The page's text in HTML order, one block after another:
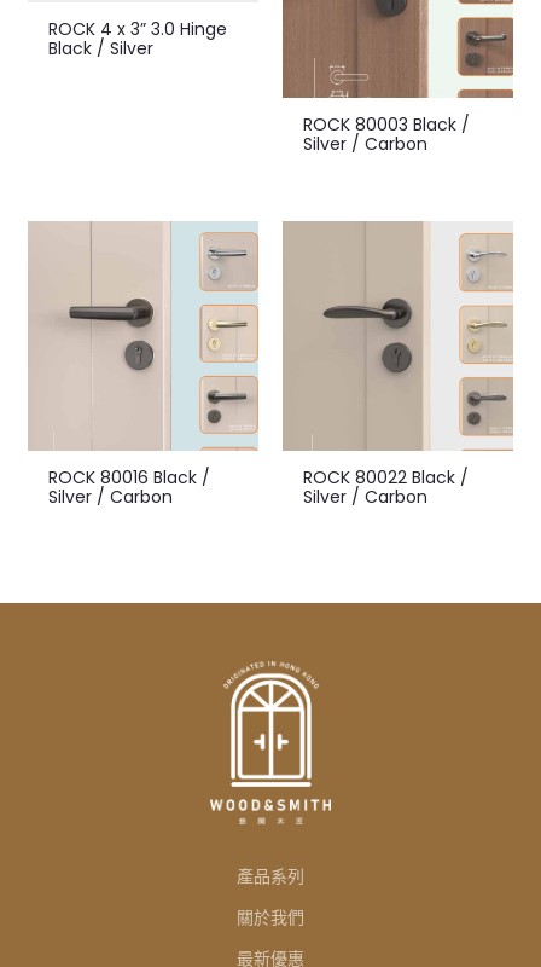
ROCK 4 x 3” 3.0 Hinge
Black / Silver
ROCK 80003 Black /
Silver / Carbon
ROCK 80016 Black /
Silver / Carbon
ROCK 80022 Black /
Silver / Carbon
產品系列
關於我們
最新優惠